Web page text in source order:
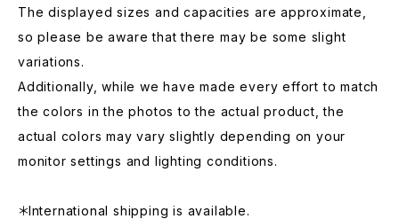
The displayed sizes and capacities are approximate,
so please be aware that there may be some slight
variations.
Additionally, while we have made every effort to match
the colors in the photos to the actual product, the
actual colors may vary slightly depending on your
monitor settings and lighting conditions.
＊International shipping is available.